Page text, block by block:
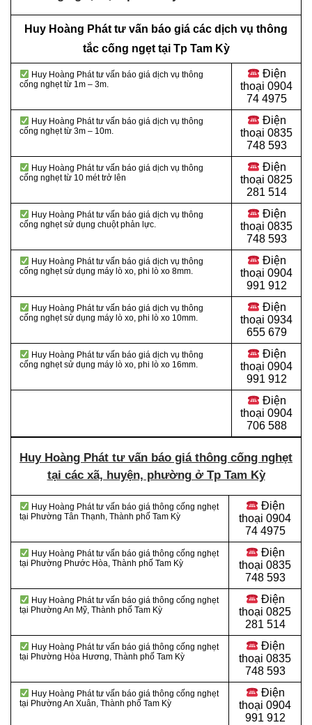
Huy Hoàng Phát tư vấn báo giá các dịch vụ thông
tắc cống ngẹt tại Tp Tam Kỳ
Huy Hoàng Phát tư vấn báo giá dịch vụ thông
cống nghẹt từ 1m – 3m.
Điện
thoại 0904
74 4975
Huy Hoàng Phát tư vấn báo giá dịch vụ thông
cống nghẹt từ 3m – 10m.
Điện
thoại 0835
748 593
Huy Hoàng Phát tư vấn báo giá dịch vụ thông
cống nghẹt từ 10 mét trở lên
Điện
thoại 0825
281 514
Huy Hoàng Phát tư vấn báo giá dịch vụ thông
cống nghẹt sử dụng chuột phản lực.
Điện
thoại 0835
748 593
Huy Hoàng Phát tư vấn báo giá dịch vụ thông
cống nghẹt sử dụng máy lò xo, phi lò xo 8mm.
Điện
thoại 0904
991 912
Huy Hoàng Phát tư vấn báo giá dịch vụ thông
cống nghẹt sử dụng máy lò xo, phi lò xo 10mm.
Điện
thoại 0934
655 679
Huy Hoàng Phát tư vấn báo giá dịch vụ thông
cống nghẹt sử dụng máy lò xo, phi lò xo 16mm.
Điện
thoại 0904
991 912
Điện
thoại 0904
706 588
Huy Hoàng Phát tư vấn báo giá thông cống nghẹt
tại các xã, huyện, phường ở Tp Tam Kỳ
Huy Hoàng Phát tư vấn báo giá thông cống nghẹt
tại Phường Tân Thạnh, Thành phố Tam Kỳ
Điện
thoại 0904
74 4975
Huy Hoàng Phát tư vấn báo giá thông cống nghẹt
tại Phường Phước Hòa, Thành phố Tam Kỳ
Điện
thoại 0835
748 593
Huy Hoàng Phát tư vấn báo giá thông cống nghẹt
tại Phường An Mỹ, Thành phố Tam Kỳ
Điện
thoại 0825
281 514
Huy Hoàng Phát tư vấn báo giá thông cống nghẹt
tại Phường Hòa Hương, Thành phố Tam Kỳ
Điện
thoại 0835
748 593
Huy Hoàng Phát tư vấn báo giá thông cống nghẹt
tại Phường An Xuân, Thành phố Tam Kỳ
Điện
thoại 0904
991 912